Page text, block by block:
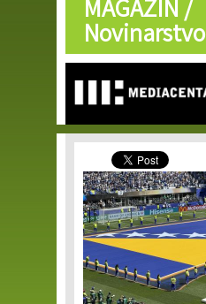
Skip to
main
content
MAGAZIN /
Novinarstvo